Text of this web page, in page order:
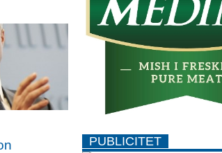
PUBLICITET